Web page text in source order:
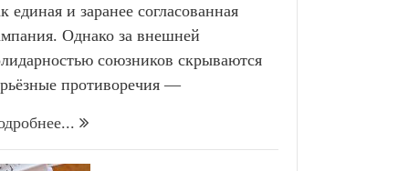
единая и заранее согласованная
Однако за внешней
союзников скрываются
противоречия —